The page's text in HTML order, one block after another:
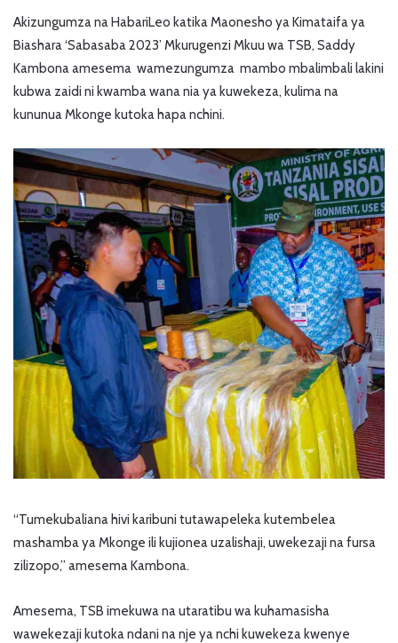
Akizungumza na HabariLeo katika Maonesho ya Kimataifa ya
Biashara ‘Sabasaba 2023’ Mkurugenzi Mkuu wa TSB, Saddy
Kambona amesema wamezungumza mambo mbalimbali lakini
kubwa zaidi ni kwamba wana nia ya kuwekeza, kulima na
kununua Mkonge kutoka hapa nchini.
“Tumekubaliana hivi karibuni tutawapeleka kutembelea
mashamba ya Mkonge ili kujionea uzalishaji, uwekezaji na fursa
zilizopo,” amesema Kambona.
Amesema, TSB imekuwa na utaratibu wa kuhamasisha
wawekezaji kutoka ndani na nje ya nchi kuwekeza kwenye